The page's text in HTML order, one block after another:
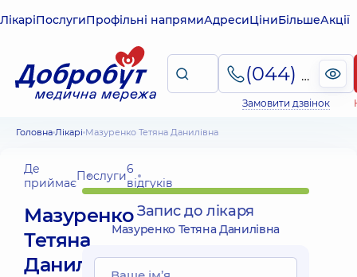
ЛікаріПослугиПрофільні напрямиАдресиЦіниБільшеАкції
(044) 495-2-888
Замовити дзвінок
Головна Лікарі Мазуренко Тетяна Данилівна
Де
приймаєПослуги6
відгуків
Мазуренко
Тетяна
Данилівна
Запис до лікаря
Мазуренко Тетяна Данилівна